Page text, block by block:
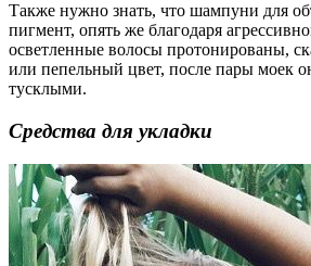
Также нужно знать, что шампуни для
пигмент, опять же благодаря
осветленные волосы протонированы,
или пепельный цвет, после пары моек
тусклыми.
Средства для укладки